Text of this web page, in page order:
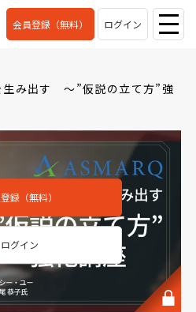
会員登録（無料） ログイン
生み出す ～”仮説の立て方”強
録（無料）
ログイン